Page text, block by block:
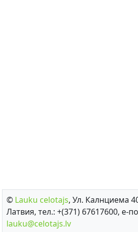
© Lauku сelotajs, Ул. Калнциема
Латвия, тел.: +(371) 67617600, е-
lauku@celotajs.lv